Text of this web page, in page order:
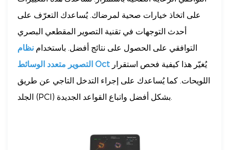
على اتخاذ خيارات صحية لمرضاك. يُساعدك التعرّف على
أحدث التوجهات في تقنية التصوير المقطعي البصري
التوافقي على الحصول على نتائج أفضل. باستخدام نظام
التصوير متعدد الوسائط Oct
اللويحات. كما يُساعدك على إجراء التدخل التاجي عن طريق